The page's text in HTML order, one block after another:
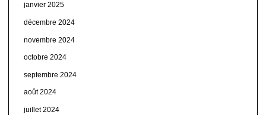
janvier 2025
décembre 2024
novembre 2024
octobre 2024
septembre 2024
août 2024
juillet 2024